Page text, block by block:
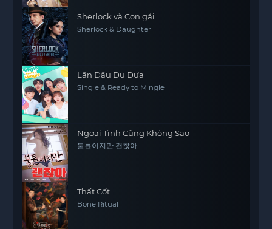
Sherlock và Con gái
Sherlock & Daughter
Lần Đầu Đu Đưa
Single & Ready to Mingle
Ngoại Tình Cũng Không Sao
불륜이지만 괜찮아
Thất Cốt
Bone Ritual